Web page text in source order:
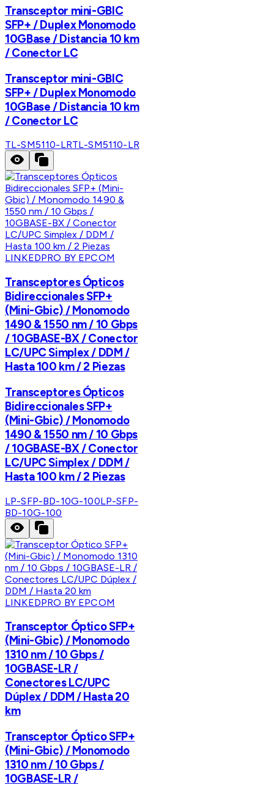
Transceptor mini-GBIC
SFP+ / Duplex Monomodo
10GBase / Distancia 10 km
/ Conector LC
Transceptor mini-GBIC
SFP+ / Duplex Monomodo
10GBase / Distancia 10 km
/ Conector LC
TL-SM5110-LRTL-SM5110-LR
LINKEDPRO BY EPCOM
Transceptores Ópticos
Bidireccionales SFP+
(Mini-Gbic) / Monomodo
1490 & 1550 nm / 10 Gbps
/ 10GBASE-BX / Conector
LC/UPC Simplex / DDM /
Hasta 100 km / 2 Piezas
Transceptores Ópticos
Bidireccionales SFP+
(Mini-Gbic) / Monomodo
1490 & 1550 nm / 10 Gbps
/ 10GBASE-BX / Conector
LC/UPC Simplex / DDM /
Hasta 100 km / 2 Piezas
LP-SFP-BD-10G-100LP-SFP-
BD-10G-100
LINKEDPRO BY EPCOM
Transceptor Óptico SFP+
(Mini-Gbic) / Monomodo
1310 nm / 10 Gbps /
10GBASE-LR /
Conectores LC/UPC
Dúplex / DDM / Hasta 20
km
Transceptor Óptico SFP+
(Mini-Gbic) / Monomodo
1310 nm / 10 Gbps /
10GBASE-LR /